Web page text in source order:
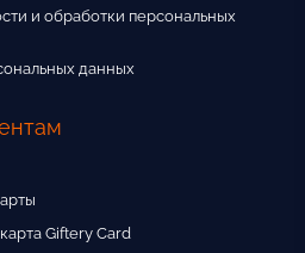
и обработки персональных
данных
Giftery Card